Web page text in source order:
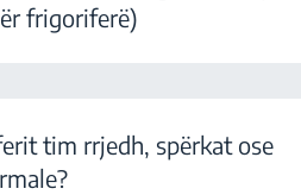
frigoriferë)
tim rrjedh, spërkat ose